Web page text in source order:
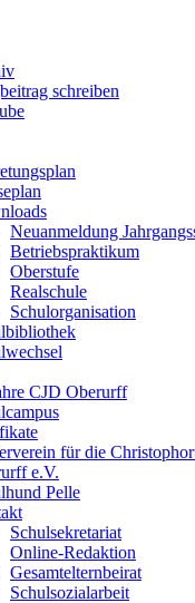
schreiben
Neuanmeldung
Betriebspraktikum
Oberstufe
Realschule
Schulorganisation
CJD Oberurff
für die
e.V.
Pelle
Schulsekretariat
Online-Redaktion
Gesamtelternbeirat
Schulsozialarbeit